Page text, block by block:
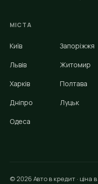
МІСТА
Київ
Львів
Харків
Дніпро
Одеса
Запоріжжя
Житомир
Полтава
Луцьк
© 2026 Авто в кредит · ціна в